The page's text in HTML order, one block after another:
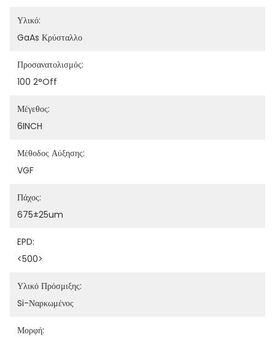
Υλικό:
GaAs Κρύσταλλο
Προσανατολισμός:
100 2°off
Μέγεθος:
6INCH
Μέθοδος Αύξησης:
VGF
Πάχος:
675±25um
EPD:
<500>
Υλικό Πρόσμιξης:
Si-Ναρκωμένος
Μορφή: